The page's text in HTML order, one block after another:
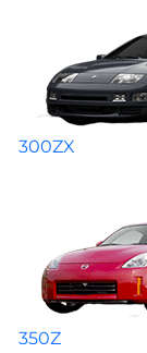
300ZX
350Z